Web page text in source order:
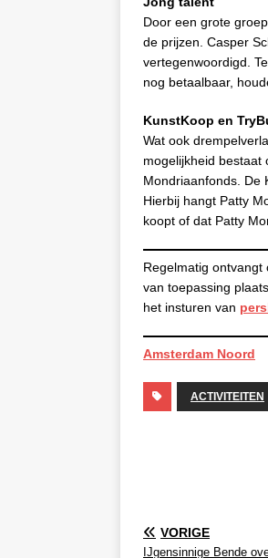
Door een grote
de prijzen. Casper
vertegenwoordigd.
nog betaalbaar,
KunstKoop en
Wat ook
mogelijkheid bestaat
Mondriaanfonds. De
Hierbij hangt Patty
koopt of dat Patty
Regelmatig
van toepassing
het insturen van
Amsterdam Noord
ACTIVITEITEN
VORIGE
IJgensinnige Bende